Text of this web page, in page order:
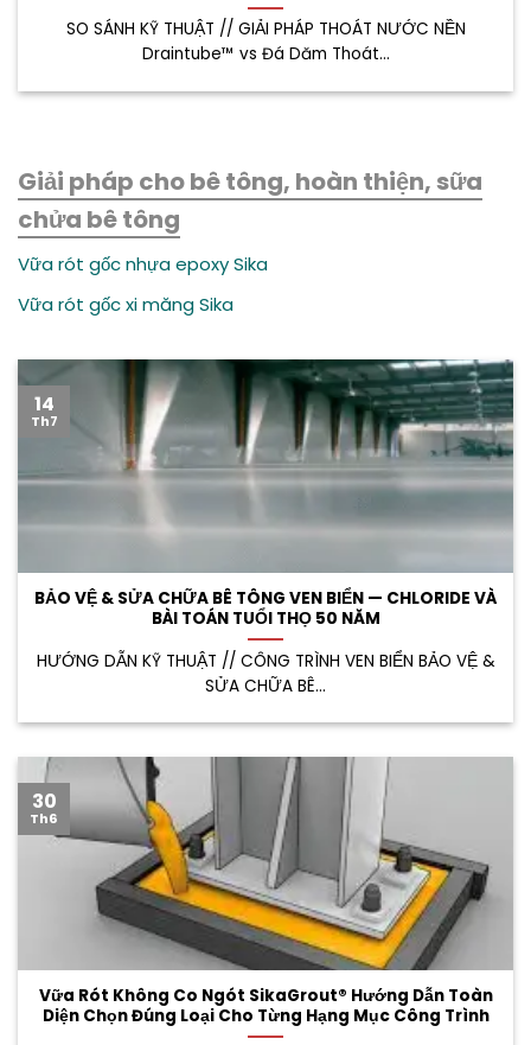
SO SÁNH KỸ THUẬT // GIẢI PHÁP THOÁT NƯỚC NỀN
Draintube™ vs Đá Dăm Thoát...
Giải pháp cho bê tông, hoàn thiện, sữa
chửa bê tông
Vữa rót gốc nhựa epoxy Sika
Vữa rót gốc xi măng Sika
BẢO VỆ & SỬA CHỮA BÊ TÔNG VEN BIỂN — CHLORIDE VÀ
BÀI TOÁN TUỔI THỌ 50 NĂM
HƯỚNG DẪN KỸ THUẬT // CÔNG TRÌNH VEN BIỂN BẢO VỆ &
SỬA CHỮA BÊ...
14
Th7
Vữa Rót Không Co Ngót SikaGrout® Hướng Dẫn Toàn
Diện Chọn Đúng Loại Cho Từng Hạng Mục Công Trình
30
Th6